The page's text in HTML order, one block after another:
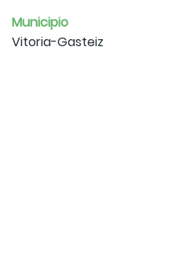
Municipio
Vitoria-Gasteiz